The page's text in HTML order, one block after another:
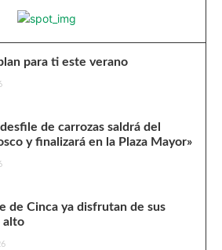
para ti este verano
de carrozas saldrá del
y finalizará en la Plaza Mayor»
de Cinca ya disfrutan de sus
alto